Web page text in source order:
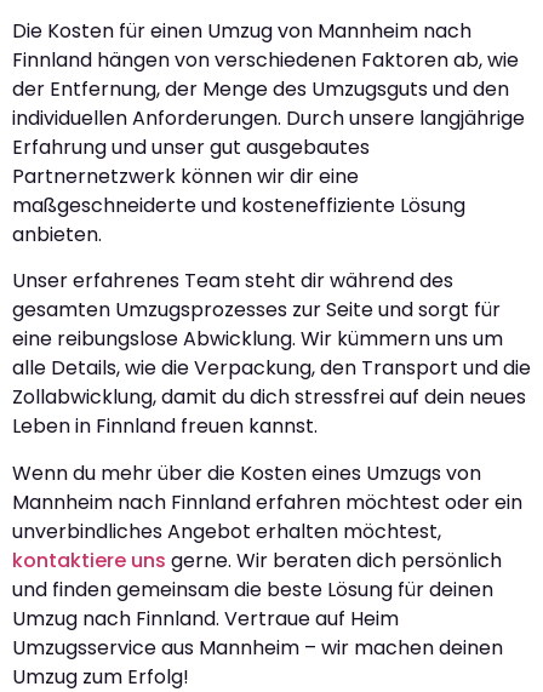
Die Kosten für einen Umzug von Mannheim nach
Finnland hängen von verschiedenen Faktoren ab, wie
der Entfernung, der Menge des Umzugsguts und den
individuellen Anforderungen. Durch unsere langjährige
Erfahrung und unser gut ausgebautes
Partnernetzwerk können wir dir eine
maßgeschneiderte und kosteneffiziente Lösung
anbieten.
Unser erfahrenes Team steht dir während des
gesamten Umzugsprozesses zur Seite und sorgt für
eine reibungslose Abwicklung. Wir kümmern uns um
alle Details, wie die Verpackung, den Transport und die
Zollabwicklung, damit du dich stressfrei auf dein neues
Leben in Finnland freuen kannst.
Wenn du mehr über die Kosten eines Umzugs von
Mannheim nach Finnland erfahren möchtest oder ein
unverbindliches Angebot erhalten möchtest,
kontaktiere uns gerne. Wir beraten dich persönlich
und finden gemeinsam die beste Lösung für deinen
Umzug nach Finnland. Vertraue auf Heim
Umzugsservice aus Mannheim – wir machen deinen
Umzug zum Erfolg!